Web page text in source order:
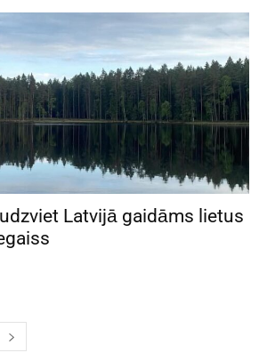
Latvijā gaidāms lietus